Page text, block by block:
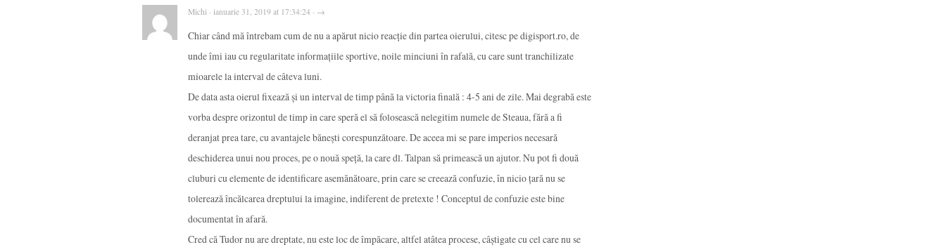
Michi · ianuarie 31, 2019 at 17:34:24 · →
Chiar când mă întrebam cum de nu a apărut nicio reacție din partea oierului, citesc pe digisport.ro, de
unde îmi iau cu regularitate informațiile sportive, noile minciuni în rafală, cu care sunt tranchilizate
mioarele la interval de câteva luni.
De data asta oierul fixează și un interval de timp până la victoria finală : 4-5 ani de zile. Mai degrabă este
vorba despre orizontul de timp in care speră el să folosească nelegitim numele de Steaua, fără a fi
deranjat prea tare, cu avantajele bănești corespunzătoare. De aceea mi se pare imperios necesară
deschiderea unui nou proces, pe o nouă speță, la care dl. Talpan să primească un ajutor. Nu pot fi două
cluburi cu elemente de identificare asemănătoare, prin care se creează confuzie, în nicio țară nu se
tolerează încălcarea dreptului la imagine, indiferent de pretexte ! Conceptul de confuzie este bine
documentat în afară.
Cred că Tudor nu are dreptate, nu este loc de împăcare, altfel atâtea procese, câștigate cu cel care nu se